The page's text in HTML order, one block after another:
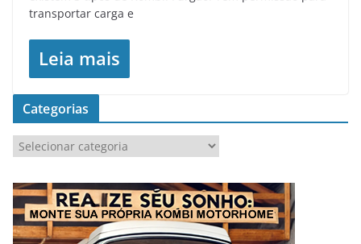
transportar carga e
Leia mais
Categorias
a
e
g
o